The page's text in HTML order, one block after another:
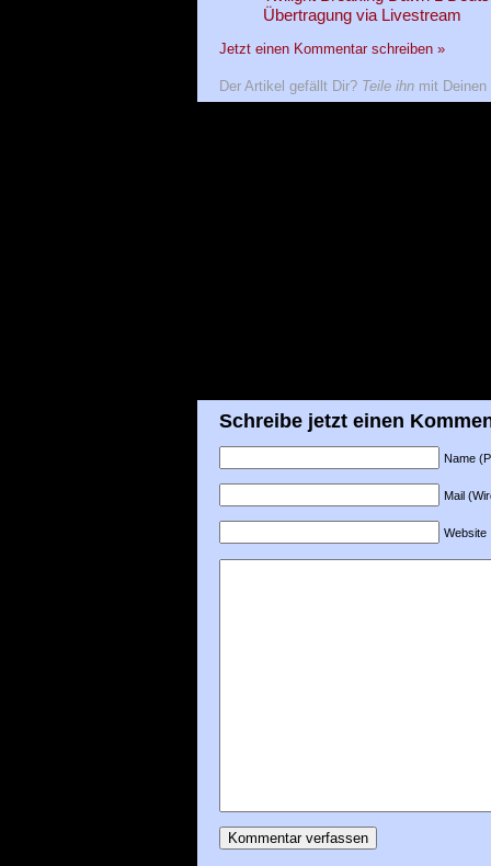
Übertragung via Livestream
Jetzt einen Kommentar schreiben »
Der Artikel gefällt Dir? Teile ihnmit Deinen
Schreibe jetzt einen
Name
Mail
Website